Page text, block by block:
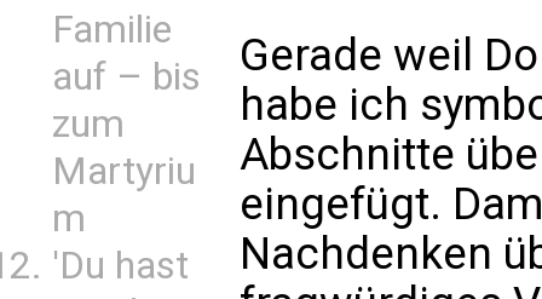
Familie
auf – bis
zum
Martyriu
m
'Du hast
Gerade weil
habe ich
Abschnitte
eingefügt.
Nachdenken